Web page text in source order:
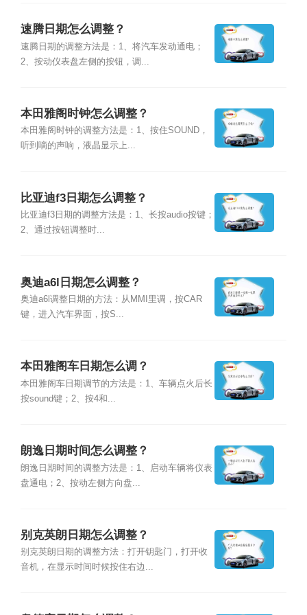
速腾日期怎么调整？
速腾日期的调整方法是：1、将汽车发动通电；
2、按动仪表盘左侧的按钮，调...
本田雅阁时钟怎么调整？
本田雅阁时钟的调整方法是：1、按住SOUND，
听到嘀的声响，液晶显示上...
比亚迪f3日期怎么调整？
比亚迪f3日期的调整方法是：1、长按audio按键；
2、通过按钮调整时...
奥迪a6l日期怎么调整？
奥迪a6l调整日期的方法：从MMI里调，按CAR
键，进入汽车界面，按S...
本田雅阁车日期怎么调？
本田雅阁车日期调节的方法是：1、车辆点火后长
按sound键；2、按4和...
朗逸日期时间怎么调整？
朗逸日期时间的调整方法是：1、启动车辆将仪表
盘通电；2、按动左侧方向盘...
别克英朗日期怎么调整？
别克英朗日期的调整方法：打开钥匙门，打开收
音机，在显示时间时候按住右边...